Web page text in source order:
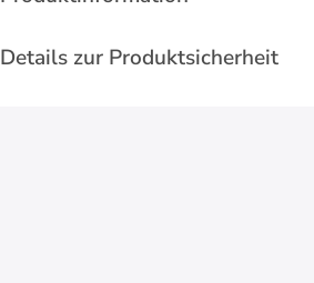
Details zur Produktsicherheit